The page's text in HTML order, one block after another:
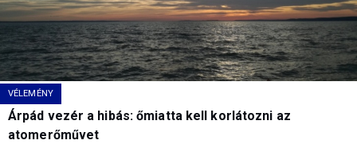
VÉLEMÉNY
Árpád vezér a hibás: őmiatta kell korlátozni az
atomerőművet